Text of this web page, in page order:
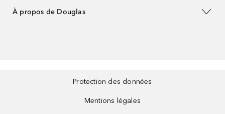
À propos de Douglas
Protection des données
Mentions légales